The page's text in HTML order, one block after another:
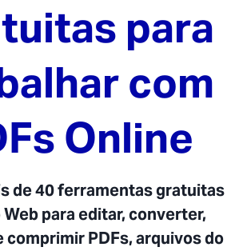
para
com
Online
de 40 ferramentas gratuitas
para editar, converter,
comprimir PDFs, arquivos do